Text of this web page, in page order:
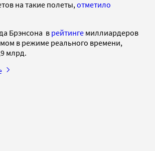
на такие полеты, отметило
Брэнсона в рейтинге миллиардеров
в режиме реального времени,
млрд.